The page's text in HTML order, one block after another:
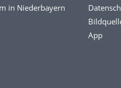
in Niederbayern
App